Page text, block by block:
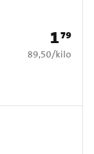
Prijs: €
179
€ 89,50 per kilo
89,50/kilo